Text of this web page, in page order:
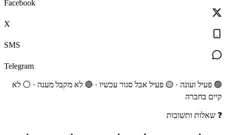
Facebook
X
SMS
Telegram
🟢 פעיל ועונה · 🟡 פעיל אבל סגור עכשיו · 🔴 לא מקבל מענה · ⚪ לא
קיים בחברה
❓ שאלות ותשובות